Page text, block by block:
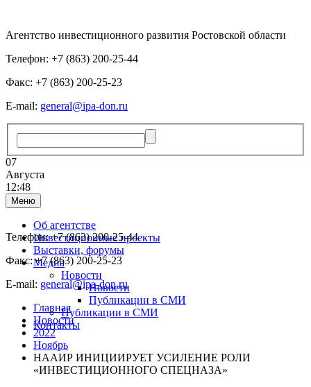
Агентство инвестиционного развития Ростовской области
Телефон: +7 (863) 200-25-44
Факс: +7 (863) 200-25-23
E-mail: general@ipa-don.ru
07
Августа
12:48
Меню
Об агентстве
Инвестиционные проекты
Выставки, форумы
Медиа
Новости
Новости
Публикации в СМИ
Публикации в СМИ
Контакты
Телефон: +7 (863) 200-25-44
Факс: +7 (863) 200-25-23
E-mail: general@ipa-don.ru
Главная
Новости
2022
Ноябрь
НААИР ИНИЦИИРУЕТ УСИЛЕНИЕ РОЛИ
«ИНВЕСТИЦИОННОГО СПЕЦНАЗА»